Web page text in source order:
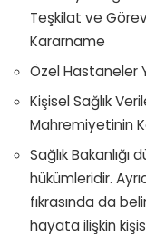
Teşkilat ve
Kararname
Özel Hastaneler
Kişisel Sağlık
Mahremiyetinin
Sağlık
hükümleridir.
fıkrasında da
hayata ilişkin